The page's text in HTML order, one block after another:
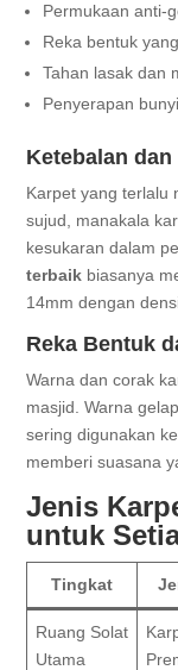
Permukaan anti-
Reka bentuk
Tahan lasak dan
Penyerapan
Ketebalan
Karpet yang terlalu
sujud, manakala
kesukaran dalam
terbaik biasanya
14mm dengan
Reka Bentuk
Warna dan corak
masjid. Warna
sering digunakan
memberi suasana
Jenis
untuk
Tingkat
Ruang Solat
Utama